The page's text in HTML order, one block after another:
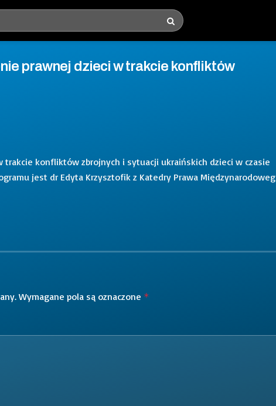
prawnej dzieci w trakcie konfliktów
trakcie konfliktów zbrojnych i sytuacji ukraińskich dzieci w czasie
jest dr Edyta Krzysztofik z Katedry Prawa
Wymagane pola są oznaczone *